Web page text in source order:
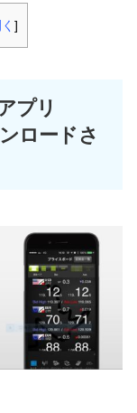
]
プリ
ロードさ